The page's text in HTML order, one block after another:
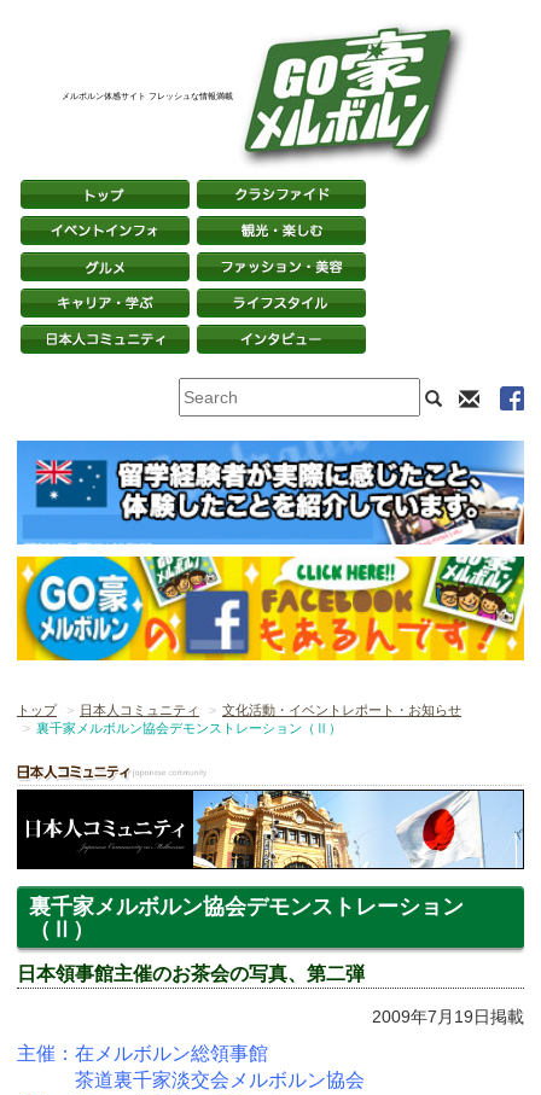
メルボルン体感サイト フレッシュな情報満載
トップ 日本人コミュニティ
文化活動・イベントレポート・お知らせ
裏千家メルボルン協会デモンストレーション（Ⅱ）
裏千家メルボルン協会デモンストレーション
（Ⅱ）
日本領事館主催のお茶会の写真、第二弾
2009年7月19日掲載
主催：在メルボルン総領事館
茶道裏千家淡交会メルボルン協会